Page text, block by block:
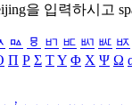
을 입력하시고
ㅰ ㅱ ㅲ ㅳ ㅴ ㅵ ㅶ
Π Ρ Σ ΤΥ Φ Χ Ψ Ω